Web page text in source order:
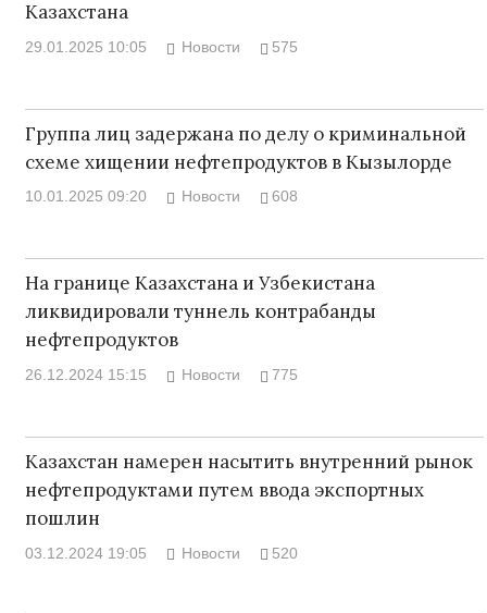
Казахстана
29.01.2025 10:05 Новости 575
Группа лиц задержана по делу о криминальной
схеме хищении нефтепродуктов в Кызылорде
10.01.2025 09:20 Новости 608
На границе Казахстана и Узбекистана
ликвидировали туннель контрабанды
нефтепродуктов
26.12.2024 15:15 Новости 775
Казахстан намерен насытить внутренний рынок
нефтепродуктами путем ввода экспортных
пошлин
03.12.2024 19:05 Новости 520